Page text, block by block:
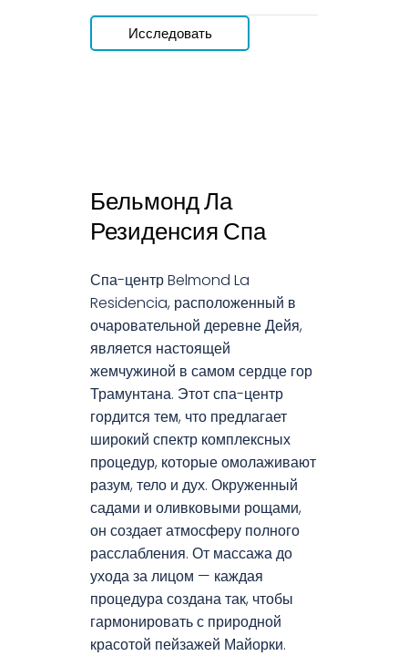
Исследовать
Бельмонд Ла
Резиденсия Спа
Спа-центр Belmond La
Residencia, расположенный в
очаровательной деревне Дейя,
является настоящей
жемчужиной в самом сердце гор
Трамунтана. Этот спа-центр
гордится тем, что предлагает
широкий спектр комплексных
процедур, которые омолаживают
разум, тело и дух. Окруженный
садами и оливковыми рощами,
он создает атмосферу полного
расслабления. От массажа до
ухода за лицом — каждая
процедура создана так, чтобы
гармонировать с природной
красотой пейзажей Майорки.